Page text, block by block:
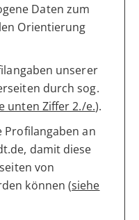
Daten zum
Orientierung
unserer
durch sog.
unten Ziffer 2./e.).
an
damit diese
von
können (siehe